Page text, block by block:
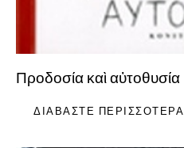
Προδοσία καὶ αὐτοθυσία
ΔΙΑΒΆΣΤΕ ΠΕΡΙΣΣΌΤΕΡΑ